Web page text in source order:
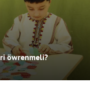
öwrenmeli?